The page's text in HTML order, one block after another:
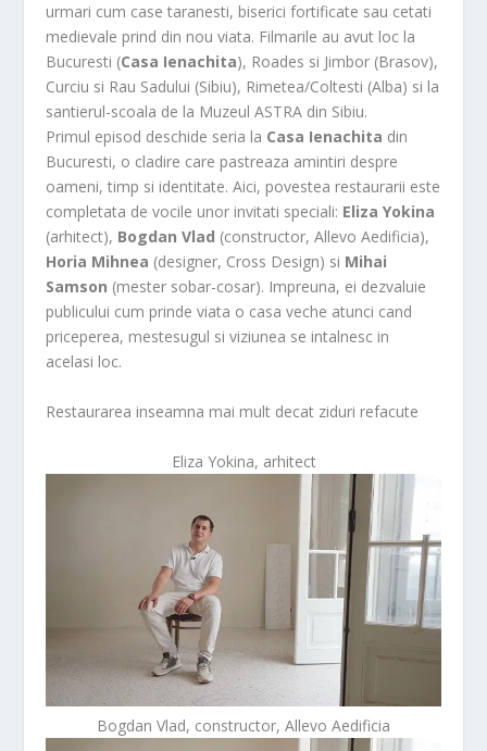
urmari cum case taranesti, biserici fortificate sau cetati
medievale prind din nou viata. Filmarile au avut loc la
Bucuresti (Casa Ienachita), Roades si Jimbor (Brasov),
Curciu si Rau Sadului (Sibiu), Rimetea/Coltesti (Alba) si la
santierul-scoala de la Muzeul ASTRA din Sibiu.
Primul episod deschide seria la Casa Ienachita din
Bucuresti, o cladire care pastreaza amintiri despre
oameni, timp si identitate. Aici, povestea restaurarii este
completata de vocile unor invitati speciali: Eliza Yokina
(arhitect), Bogdan Vlad (constructor, Allevo Aedificia),
Horia Mihnea (designer, Cross Design) si Mihai
Samson (mester sobar-cosar). Impreuna, ei dezvaluie
publicului cum prinde viata o casa veche atunci cand
priceperea, mestesugul si viziunea se intalnesc in
acelasi loc.
Restaurarea inseamna mai mult decat ziduri refacute
Eliza Yokina, arhitect
Bogdan Vlad, constructor, Allevo Aedificia